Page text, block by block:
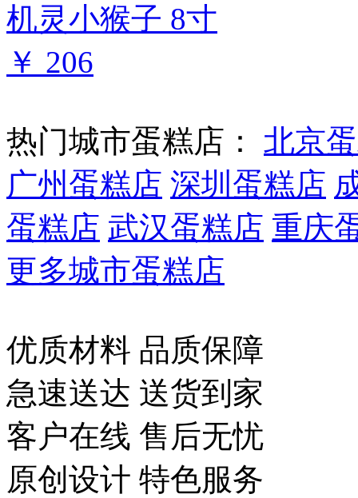
机灵小猴子 8寸
￥ 206
热门城市蛋糕店：
北京
广州蛋糕店 深圳蛋糕店
蛋糕店 武汉蛋糕店 重庆
更多城市蛋糕店
优质材料 品质保障
急速送达 送货到家
客户在线 售后无忧
原创设计 特色服务